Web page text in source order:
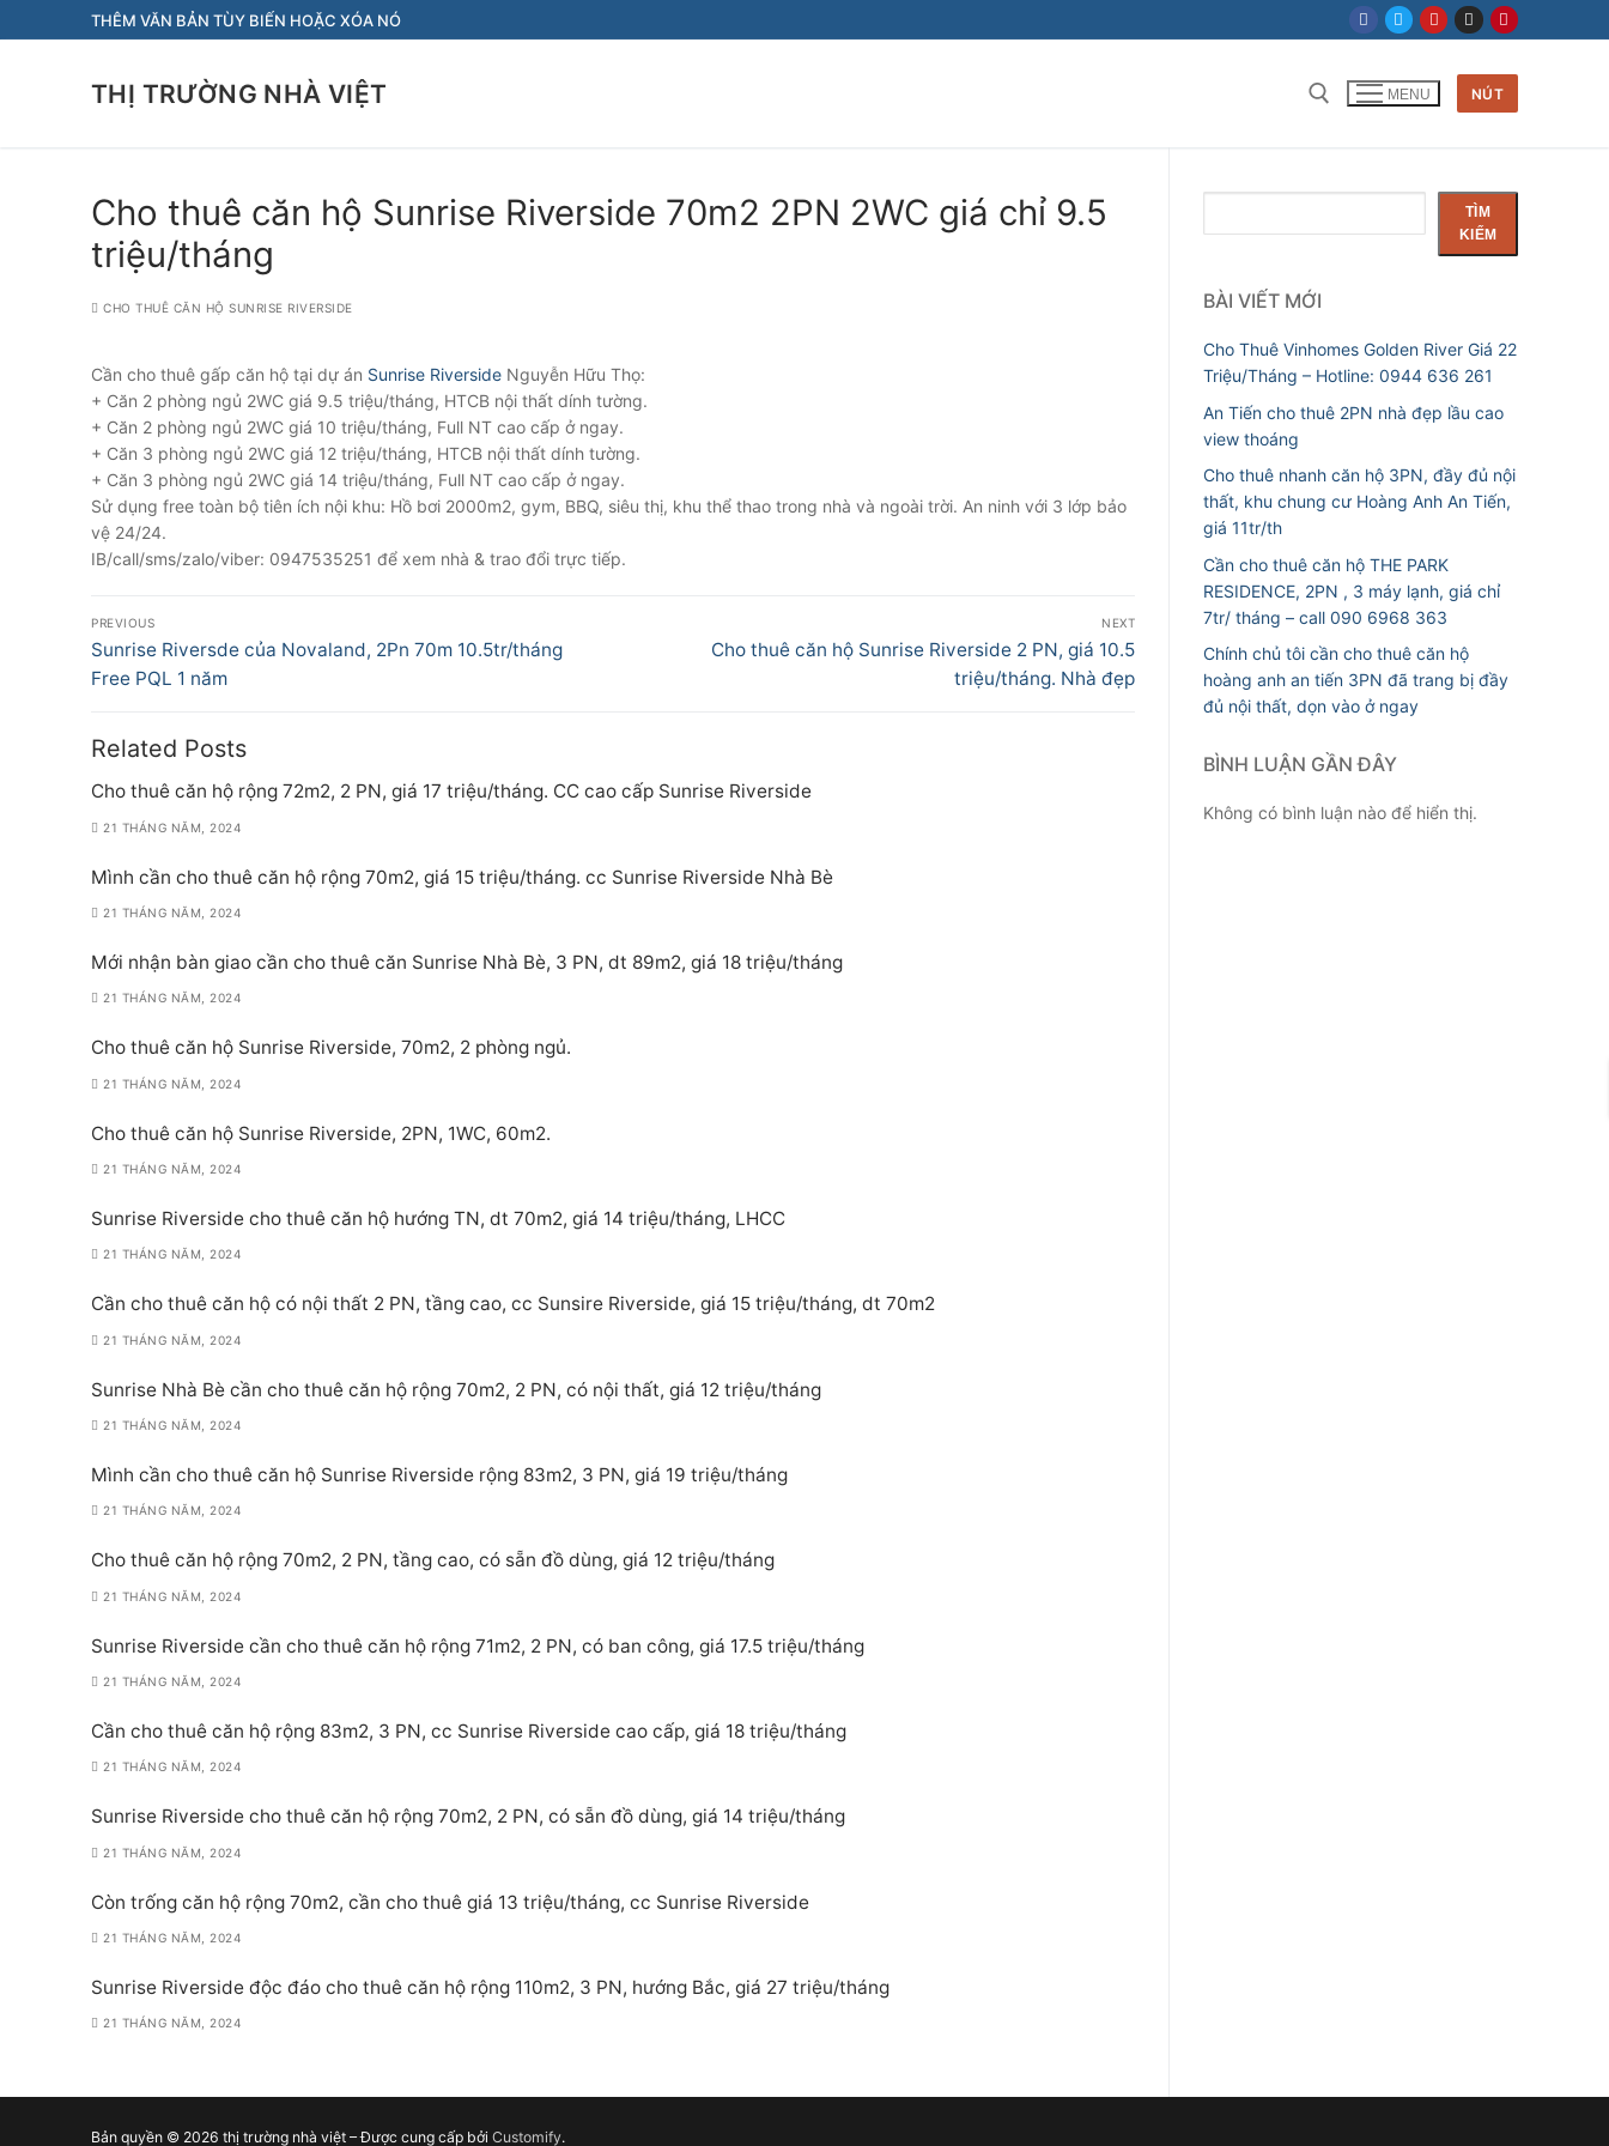
đến
THÊM VĂN BẢN TÙY BIẾN HOẶC XÓA NÓ
THỊ TRƯỜNG NHÀ VIỆT
Tìm kiếm cho:
MENU NÚT
Cho thuê căn hộ Sunrise Riverside 70m2 2PN 2WC giá chỉ 9.5
triệu/tháng
CHO THUÊ CĂN HỘ SUNRISE RIVERSIDE
Cần cho thuê gấp căn hộ tại dự án Sunrise Riverside Nguyễn Hữu Thọ:
+ Căn 2 phòng ngủ 2WC giá 9.5 triệu/tháng, HTCB nội thất dính tường.
+ Căn 2 phòng ngủ 2WC giá 10 triệu/tháng, Full NT cao cấp ở ngay.
+ Căn 3 phòng ngủ 2WC giá 12 triệu/tháng, HTCB nội thất dính tường.
+ Căn 3 phòng ngủ 2WC giá 14 triệu/tháng, Full NT cao cấp ở ngay.
Sử dụng free toàn bộ tiên ích nội khu: Hồ bơi 2000m2, gym, BBQ, siêu thị, khu thể thao trong nhà và ngoài trời. An ninh với 3 lớp bảo
vệ 24/24.
IB/call/sms/zalo/viber: 0947535251 để xem nhà & trao đổi trực tiếp.
Điều
hướng
bài
viết
PREVIOUS
Previous
post:
Sunrise Riversde của Novaland, 2Pn 70m 10.5tr/tháng
Free PQL 1 năm
NEXT
Next
Cho thuê căn hộ Sunrise Riverside 2 PN, giá 10.5
triệu/tháng. Nhà đẹp
Related Posts
Cho thuê căn hộ rộng 72m2, 2 PN, giá 17 triệu/tháng. CC cao cấp Sunrise Riverside
21 THÁNG NĂM, 2024
Mình cần cho thuê căn hộ rộng 70m2, giá 15 triệu/tháng. cc Sunrise Riverside Nhà Bè
21 THÁNG NĂM, 2024
Mới nhận bàn giao cần cho thuê căn Sunrise Nhà Bè, 3 PN, dt 89m2, giá 18 triệu/tháng
21 THÁNG NĂM, 2024
Cho thuê căn hộ Sunrise Riverside, 70m2, 2 phòng ngủ.
21 THÁNG NĂM, 2024
Cho thuê căn hộ Sunrise Riverside, 2PN, 1WC, 60m2.
21 THÁNG NĂM, 2024
Sunrise Riverside cho thuê căn hộ hướng TN, dt 70m2, giá 14 triệu/tháng, LHCC
21 THÁNG NĂM, 2024
Cần cho thuê căn hộ có nội thất 2 PN, tầng cao, cc Sunsire Riverside, giá 15 triệu/tháng, dt 70m2
21 THÁNG NĂM, 2024
Sunrise Nhà Bè cần cho thuê căn hộ rộng 70m2, 2 PN, có nội thất, giá 12 triệu/tháng
21 THÁNG NĂM, 2024
Mình cần cho thuê căn hộ Sunrise Riverside rộng 83m2, 3 PN, giá 19 triệu/tháng
21 THÁNG NĂM, 2024
Cho thuê căn hộ rộng 70m2, 2 PN, tầng cao, có sẵn đồ dùng, giá 12 triệu/tháng
21 THÁNG NĂM, 2024
Sunrise Riverside cần cho thuê căn hộ rộng 71m2, 2 PN, có ban công, giá 17.5 triệu/tháng
21 THÁNG NĂM, 2024
Cần cho thuê căn hộ rộng 83m2, 3 PN, cc Sunrise Riverside cao cấp, giá 18 triệu/tháng
21 THÁNG NĂM, 2024
Sunrise Riverside cho thuê căn hộ rộng 70m2, 2 PN, có sẵn đồ dùng, giá 14 triệu/tháng
21 THÁNG NĂM, 2024
Còn trống căn hộ rộng 70m2, cần cho thuê giá 13 triệu/tháng, cc Sunrise Riverside
21 THÁNG NĂM, 2024
Sunrise Riverside độc đáo cho thuê căn hộ rộng 110m2, 3 PN, hướng Bắc, giá 27 triệu/tháng
21 THÁNG NĂM, 2024
kiếm
TÌM
KIẾM
BÀI VIẾT MỚI
Cho Thuê Vinhomes Golden River Giá 22
Triệu/Tháng – Hotline: 0944 636 261
An Tiến cho thuê 2PN nhà đẹp lầu cao
view thoáng
Cho thuê nhanh căn hộ 3PN, đầy đủ nội
thất, khu chung cư Hoàng Anh An Tiến,
giá 11tr/th
Cần cho thuê căn hộ THE PARK
RESIDENCE, 2PN , 3 máy lạnh, giá chỉ
7tr/ tháng – call 090 6968 363
Chính chủ tôi cần cho thuê căn hộ
hoàng anh an tiến 3PN đã trang bị đầy
đủ nội thất, dọn vào ở ngay
BÌNH LUẬN GẦN ĐÂY
Không có bình luận nào để hiển thị.
Bản quyền © 2026 thị trường nhà việt – Được cung cấp bởi Customify.